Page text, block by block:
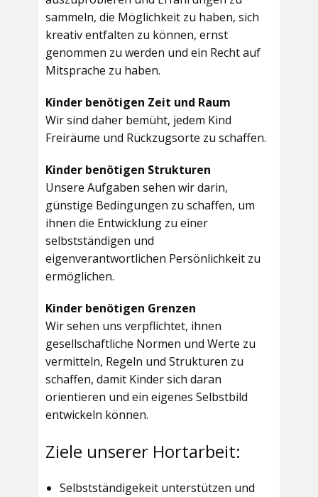
sammeln, die Möglichkeit zu haben, sich
kreativ entfalten zu können, ernst
genommen zu werden und ein Recht auf
Mitsprache zu haben.
Kinder benötigen Zeit und Raum
Wir sind daher bemüht, jedem Kind
Freiräume und Rückzugsorte zu schaffen.
Kinder benötigen Strukturen
Unsere Aufgaben sehen wir darin,
günstige Bedingungen zu schaffen, um
ihnen die Entwicklung zu einer
selbstständigen und
eigenverantwortlichen Persönlichkeit zu
ermöglichen.
Kinder benötigen Grenzen
Wir sehen uns verpflichtet, ihnen
gesellschaftliche Normen und Werte zu
vermitteln, Regeln und Strukturen zu
schaffen, damit Kinder sich daran
orientieren und ein eigenes Selbstbild
entwickeln können.
Ziele unserer Hortarbeit:
Selbstständigekeit unterstützen und